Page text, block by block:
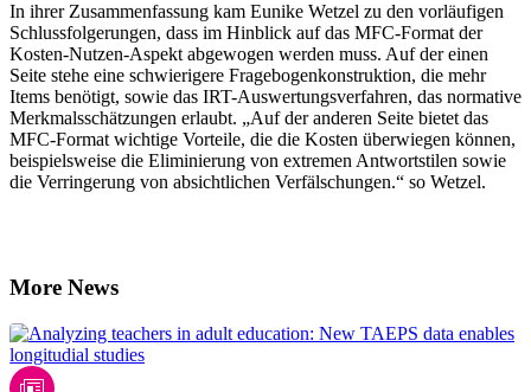
In ihrer Zusammenfassung kam Eunike Wetzel zu den vorläufigen
Schlussfolgerungen, dass im Hinblick auf das MFC-Format der
Kosten-Nutzen-Aspekt abgewogen werden muss. Auf der einen
Seite stehe eine schwierigere Fragebogenkonstruktion, die mehr
Items benötigt, sowie das IRT-Auswertungsverfahren, das normative
Merkmalsschätzungen erlaubt. „Auf der anderen Seite bietet das
MFC-Format wichtige Vorteile, die die Kosten überwiegen können,
beispielsweise die Eliminierung von extremen Antwortstilen sowie
die Verringerung von absichtlichen Verfälschungen.“ so Wetzel.
More News